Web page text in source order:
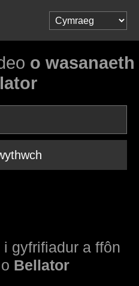
o wasanaeth
gyfrifiadur a ffôn
Bellator